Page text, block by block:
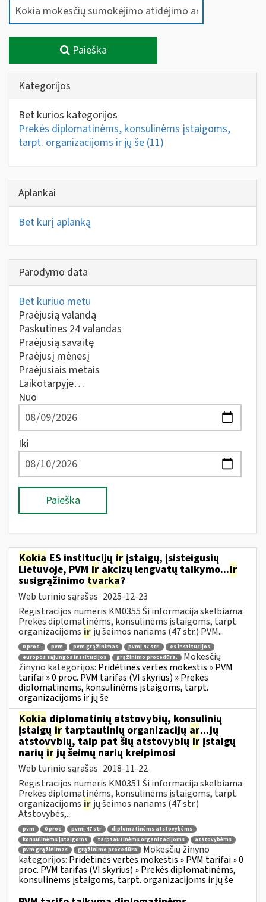
Paieška
Kategorijos
Bet kurios kategorijos
Prekės diplomatinėms, konsulinėms įstaigoms,
tarpt. organizacijoms ir jų še (11)
Aplankai
Bet kurį aplanką
Parodymo data
Bet kuriuo metu
Praėjusią valandą
Paskutines 24 valandas
Praėjusią savaitę
Praėjusį mėnesį
Praėjusiais metais
Laikotarpyje…
Nuo
Iki
Paieška
Kokia ES institucijų ir įstaigų, įsisteigusių
Lietuvoje, PVM ir akcizų lengvatų taikymo...ir
susigrąžinimo tvarka?
Web turinio sąrašas 2025-12-23
Registracijos numeris KM0355 Ši informacija skelbiama:
Prekės diplomatinėms, konsulinėms įstaigoms, tarpt.
organizacijoms ir jų šeimos nariams (47 str.) PVM...
0 proc. pvm pvm grąžinimas pvmį 47 str.
es institucijos
europos sąjungos institucijos
grąžinimo procedūra.
Mokesčių
žinyno kategorijos: Pridėtinės vertės mokestis » PVM
tarifai » 0 proc. PVM tarifas (VI skyrius) » Prekės
diplomatinėms, konsulinėms įstaigoms, tarpt.
organizacijoms ir jų še
Kokia diplomatinių atstovybių, konsulinių
įstaigų ir tarptautinių organizacijų ar...jų
atstovybių, taip pat šių atstovybiųir įstaigų
narių irjų šeimų narių kreipimosi
Web turinio sąrašas 2018-11-22
Registracijos numeris KM0351 Ši informacija skelbiama:
Prekės diplomatinėms, konsulinėms įstaigoms, tarpt.
organizacijoms ir jų šeimos nariams (47 str.)
Atstovybės,...
pvm 0 proc pvmį 47 str
diplomatinėms atstovybėms
konsulinėms įstaigoms
tarptautinėms organizacijoms
atstovybėms
pvm grąžinimas
grąžinimo procedūra
Mokesčių žinyno
kategorijos: Pridėtinės vertės mokestis » PVM tarifai » 0
proc. PVM tarifas (VI skyrius) » Prekės diplomatinėms,
konsulinėms įstaigoms, tarpt. organizacijoms ir jų še